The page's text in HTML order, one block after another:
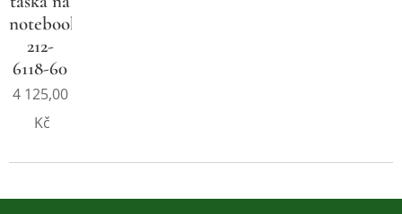
notebook
212-
6118-60
4 125,00
Kč